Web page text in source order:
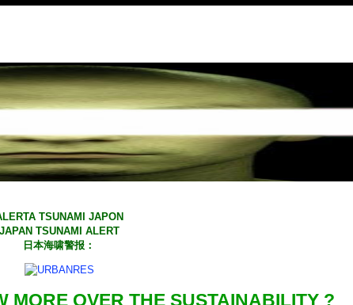
TSUNAMI JAPON
JAPAN TSUNAMI ALERT
日本海啸警报：
MORE OVER THE SUSTAINABILITY ?